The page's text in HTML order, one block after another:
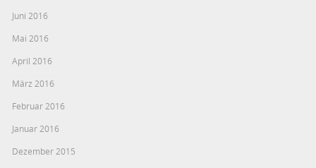
Juni 2016
Mai 2016
April 2016
März 2016
Februar 2016
Januar 2016
Dezember 2015